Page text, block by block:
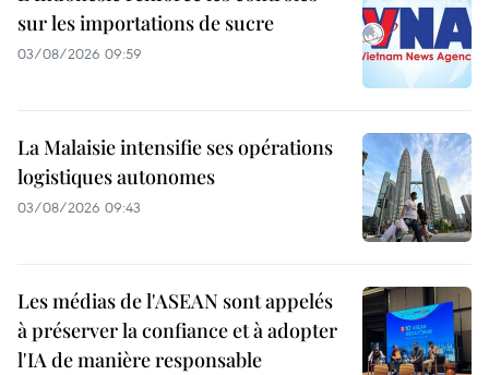
sur les importations de sucre
03/08/2026 09:59
La Malaisie intensifie ses opérations
logistiques autonomes
03/08/2026 09:43
Les médias de l'ASEAN sont appelés
à préserver la confiance et à adopter
l'IA de manière responsable